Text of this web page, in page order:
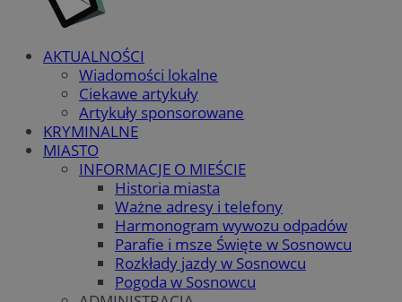
AKTUALNOŚCI
Wiadomości lokalne
Ciekawe artykuły
Artykuły sponsorowane
KRYMINALNE
MIASTO
INFORMACJE O MIEŚCIE
Historia miasta
Ważne adresy i telefony
Harmonogram wywozu odpadów
Parafie i msze Święte w Sosnowcu
Rozkłady jazdy w Sosnowcu
Pogoda w Sosnowcu